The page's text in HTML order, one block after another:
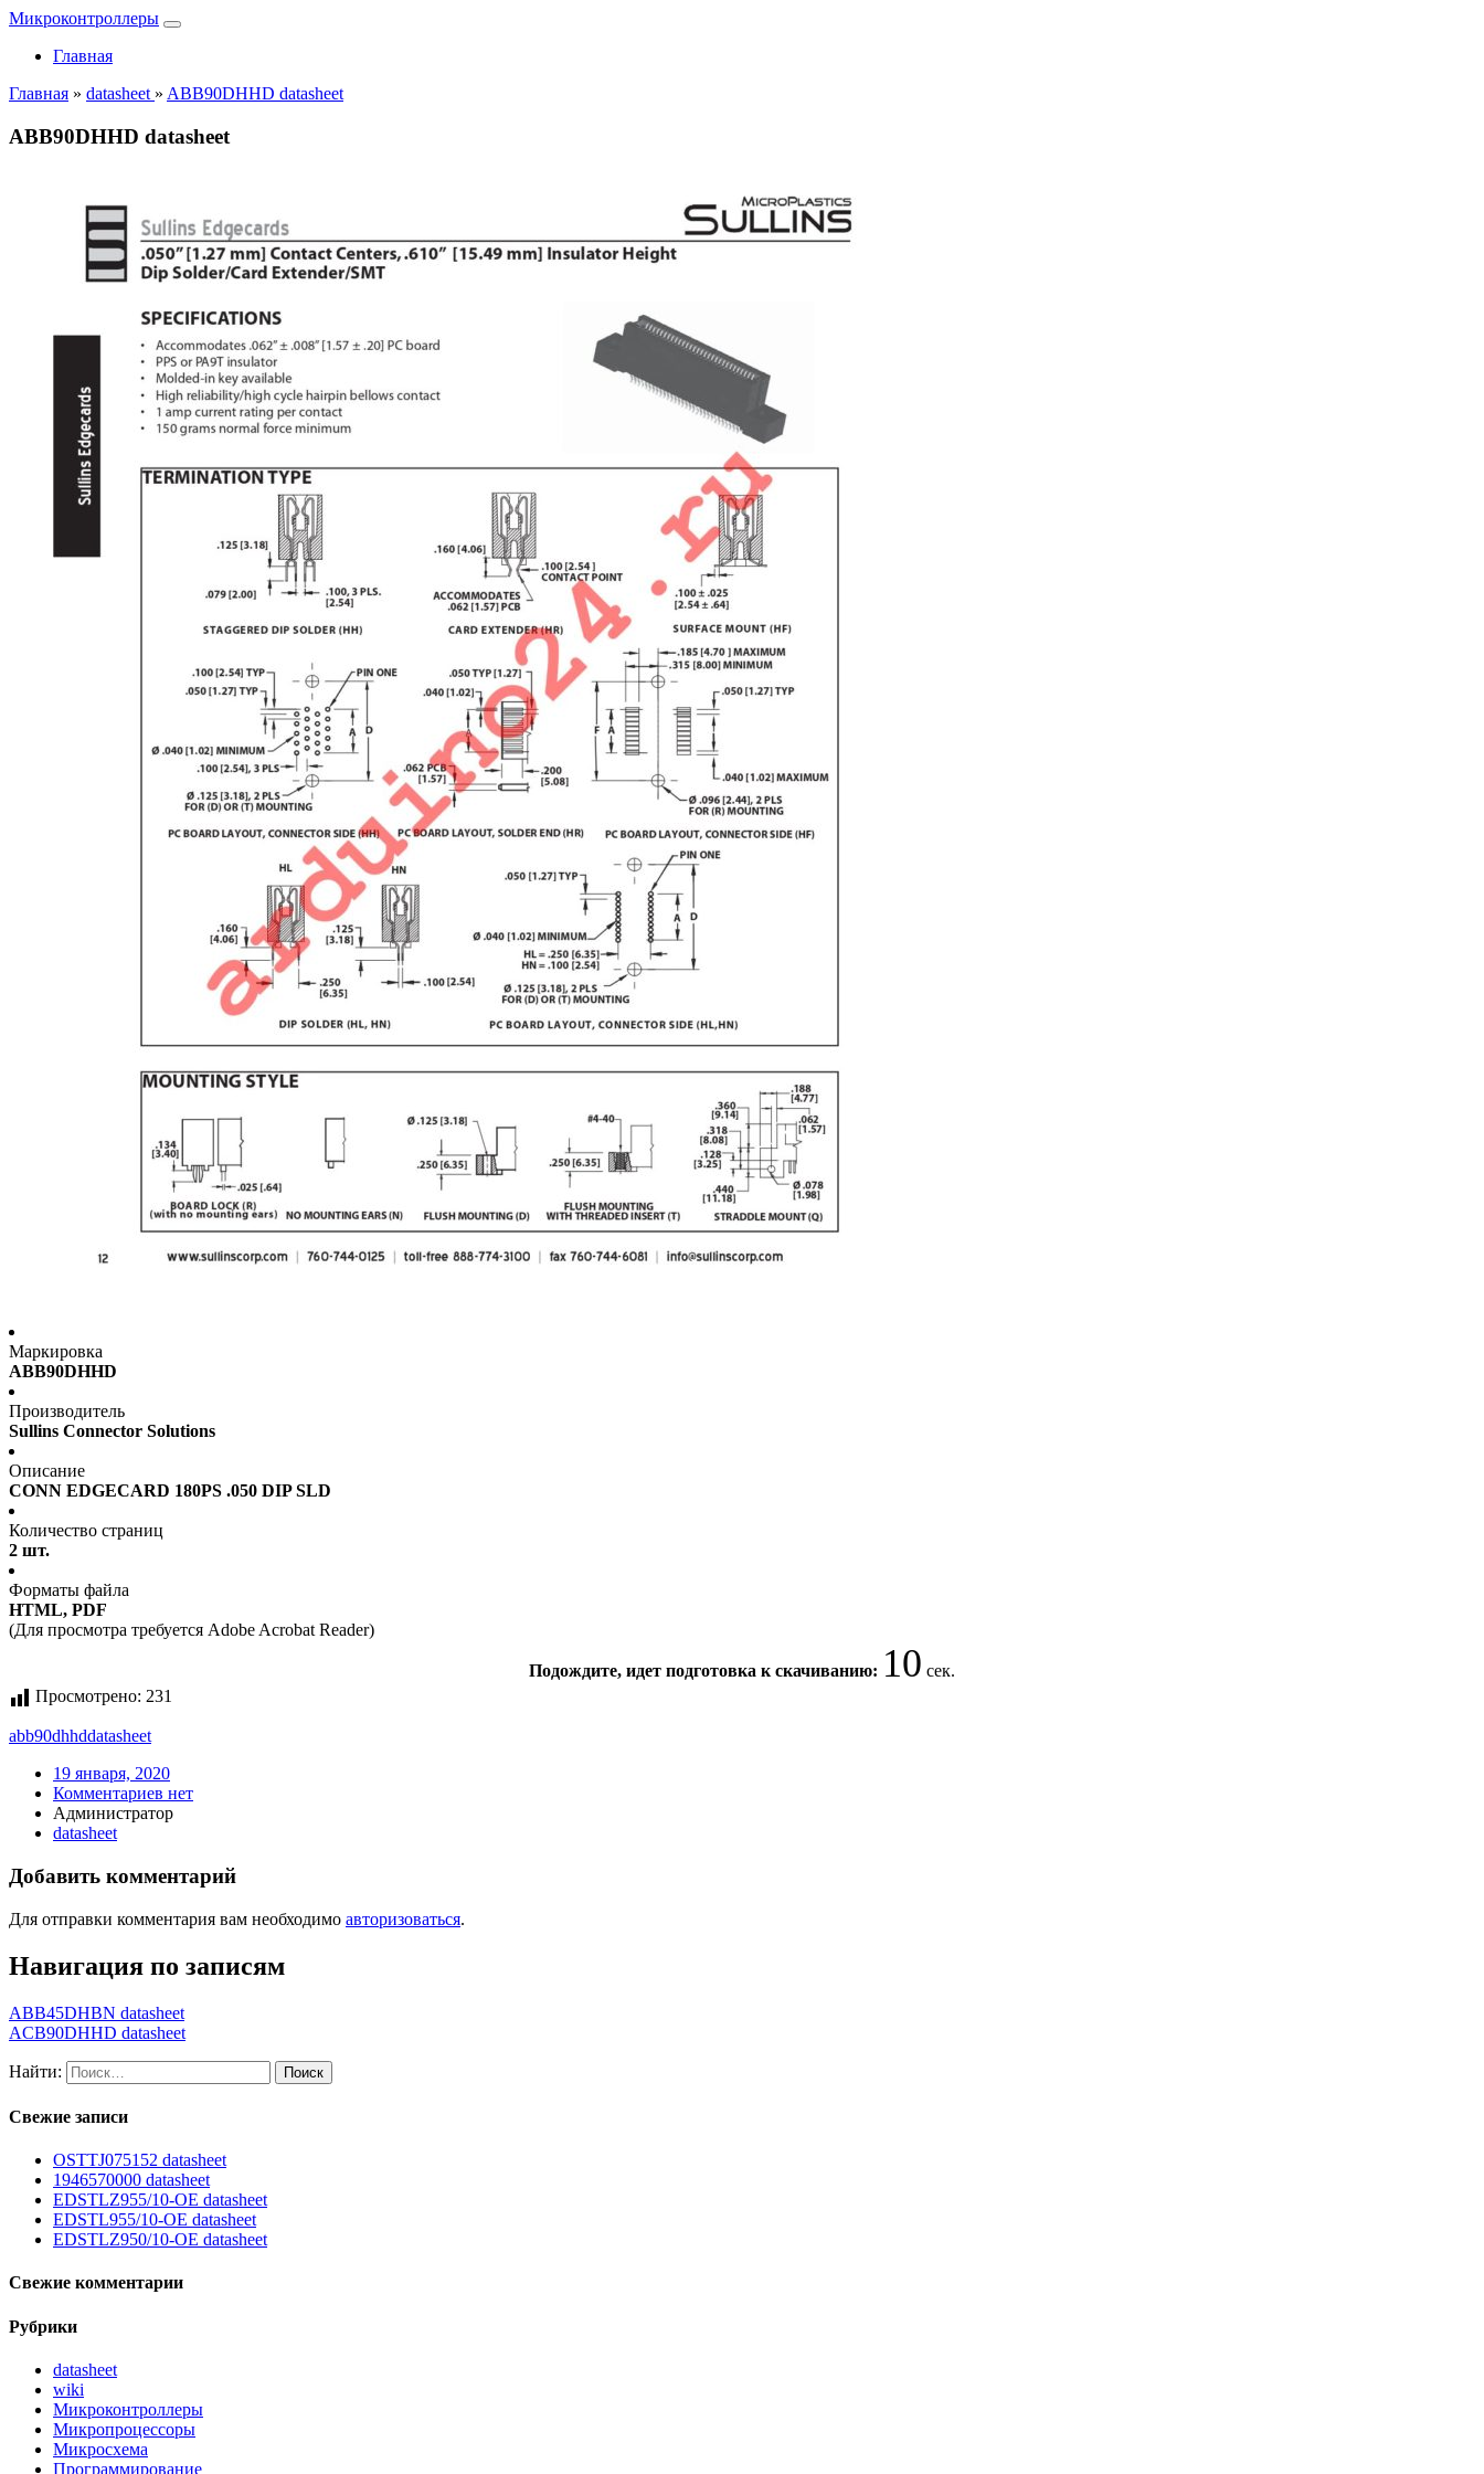
Микроконтроллеры
Главная
Главная » datasheet » ABB90DHHD datasheet
ABB90DHHD datasheet
Маркировка
ABB90DHHD
Производитель
Sullins Connector Solutions
Описание
CONN EDGECARD 180PS .050 DIP SLD
Количество страниц
2 шт.
Форматы файла
HTML, PDF
(Для просмотра требуется Adobe Acrobat Reader)
Подождите, идет подготовка к скачиванию: 10 сек.
Просмотрено: 231
abb90dhhddatasheet
19 января, 2020
Комментариев нет
Администратор
datasheet
Добавить комментарий
Для отправки комментария вам необходимо авторизоваться.
Навигация по записям
ABB45DHBN datasheet
ACB90DHHD datasheet
Найти:
Свежие записи
OSTTJ075152 datasheet
1946570000 datasheet
EDSTLZ955/10-OE datasheet
EDSTL955/10-OE datasheet
EDSTLZ950/10-OE datasheet
Свежие комментарии
Рубрики
datasheet
wiki
Микроконтроллеры
Микропроцессоры
Микросхема
Программирование